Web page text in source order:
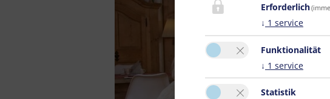
Erforderlich
↓ 1 service
Funktionalität
↓ 1 service
Statistik